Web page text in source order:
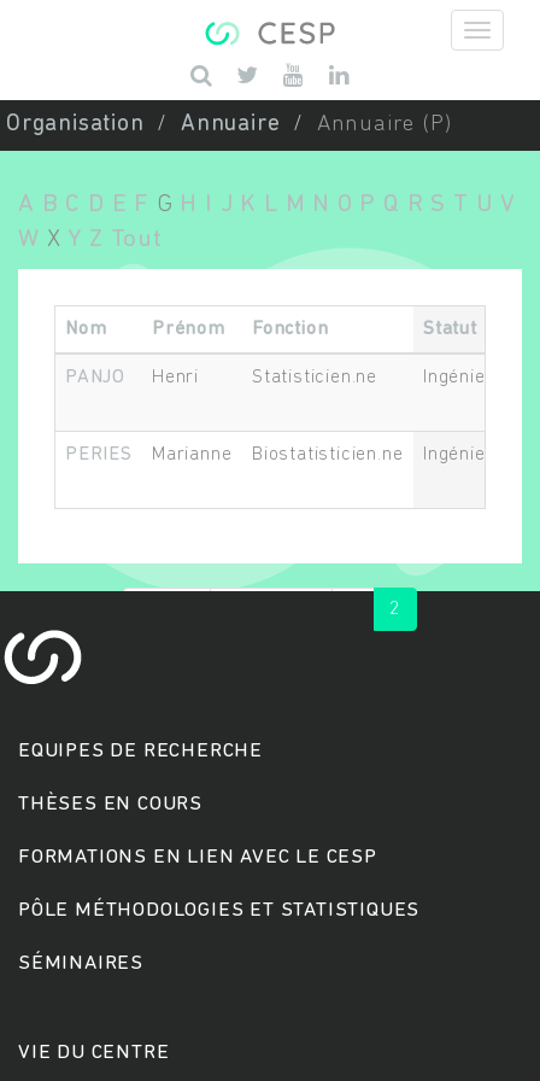
Saisissez vos mots-clés
Organisation Annuaire Annuaire (P)
A B C D E F G H J K L M N O P Q R S T U V
W X Y Z Tout
Nom Prénom Fonction Statut
PANJO Henri Statisticien.ne Ingénieur.e
PERIES Marianne Biostatisticien.ne Ingénieur.e.
2
EQUIPES DE RECHERCHE
THÈSES EN COURS
FORMATIONS EN LIEN AVEC LE CESP
PÔLE MÉTHODOLOGIES ET STATISTIQUES
SÉMINAIRES
VIE DU CENTRE